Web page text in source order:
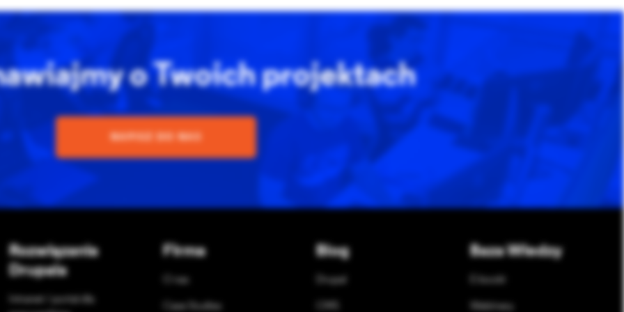
o Twoich projektach
NAPISZ DO NAS
Rozwiązania
Drupala
Intranet / portal dla
Firma
O nas
Case Studies
Blog
Drupal
Baza Wiedzy
E-booki
Webinary